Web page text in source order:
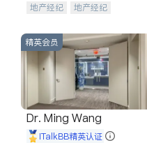
地产经纪
地产经纪
商铺租售
开发商建商
精英会员
Dr. Ming Wang
iTalkBB精英认证